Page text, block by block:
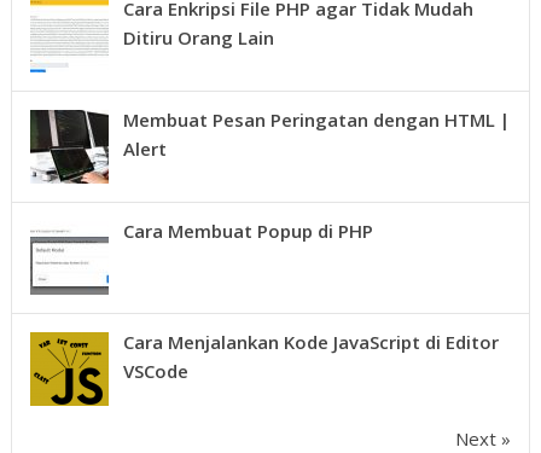
Cara Enkripsi File PHP agar Tidak Mudah
Ditiru Orang Lain
Membuat Pesan Peringatan dengan HTML |
Alert
Cara Membuat Popup di PHP
Cara Menjalankan Kode JavaScript di Editor
VSCode
Next »